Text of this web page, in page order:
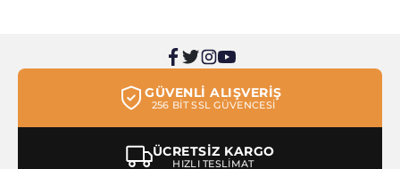
GÜVENLİ ALIŞVERİŞ
256 BİT SSL GÜVENCESİ
ÜCRETSİZ KARGO
HIZLI TESLİMAT